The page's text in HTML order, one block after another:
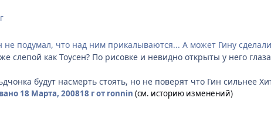
не подумал, что над ним прикалываются... А может Гину
слепой как Тоусен? По рисовке и невидно открыты у него
будут насмерть стоять, но не поверят что Гин сильнее
18 Марта, 200818 гот ronnin (см. историю изменений)